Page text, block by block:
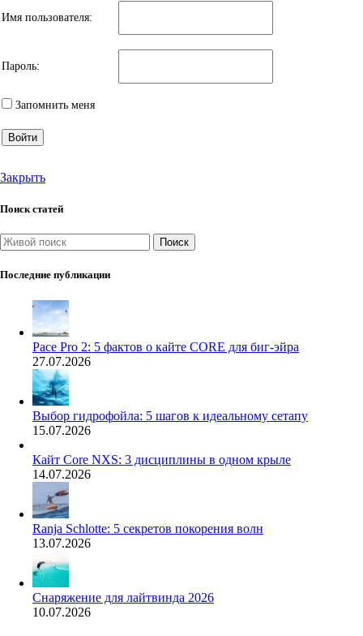
Имя пользователя:
Пароль:
Запомнить меня
Войти
Закрыть
Поиск статей
Поиск
Последние публикации
Pace Pro 2: 5 фактов о кайте CORE для биг-эйра
27.07.2026
Выбор гидрофойла: 5 шагов к идеальному сетапу
15.07.2026
Кайт Core NXS: 3 дисциплины в одном крыле
14.07.2026
Ranja Schlotte: 5 секретов покорения волн
13.07.2026
Снаряжение для лайтвинда 2026
10.07.2026